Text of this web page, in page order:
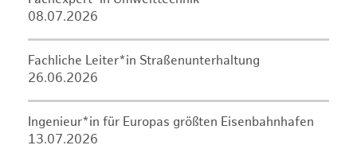
08.07.2026
Fachliche Leiter*in Straßenunterhaltung
26.06.2026
Ingenieur*in für Europas größten Eisenbahnhafen
13.07.2026